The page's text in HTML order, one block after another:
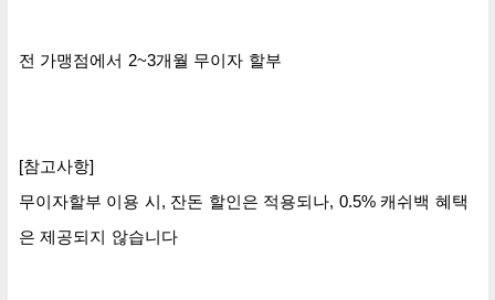
전 가맹점에서 2~3개월 무이자 할부
[참고사항]
무이자할부 이용 시, 잔돈 할인은 적용되나, 0.5% 캐쉬백 혜택
은 제공되지 않습니다